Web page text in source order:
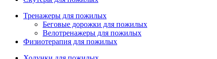
Тренажеры для пожилых
Беговые дорожки для пожилых
Велотренажеры для пожилых
Физиотерапия для пожилых